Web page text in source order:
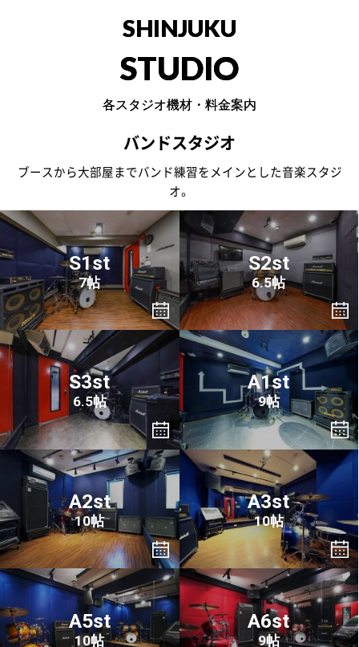
SHINJUKU
STUDIO
各スタジオ機材・料金案内
バンドスタジオ
ブースから大部屋までバンド練習をメインとした音楽スタジ
オ。
S1st
7帖
S2st
6.5帖
S3st
6.5帖
A1st
9帖
A2st
10帖
A3st
10帖
A5st
10帖
A6st
9帖